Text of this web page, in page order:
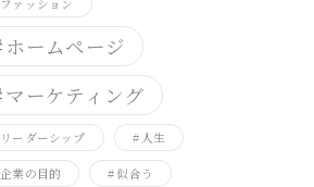
ファッション
ホームページ
マーケティング
リーダーシップ 人生
企業の目的 似合う